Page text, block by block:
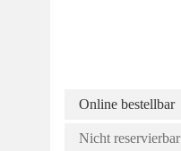
Online bestellbar
Nicht reservierbar